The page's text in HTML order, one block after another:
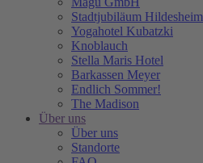
Stadtjubiläum Hildesheim
Yogahotel Kubatzki
Knoblauch
Stella Maris Hotel
Barkassen Meyer
Endlich Sommer!
The Madison
Über uns
Über uns
Standorte